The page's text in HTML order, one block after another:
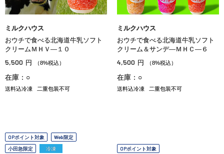
ミルクハウス
おウチで食べる北海道牛乳ソフト
クリームＭＨＶ―１０
5,500 円 （8%税込）
在庫：○
送料込冷凍 二重包装不可
ミルクハウス
おウチで食べる北海道牛乳ソフト
クリーム＆サンデ―ＭＨＣ―６
4,500 円 （8%税込）
在庫：○
送料込冷凍 二重包装不可
OPポイント対象
Web限定
小田急限定
冷凍 OPポイント対象